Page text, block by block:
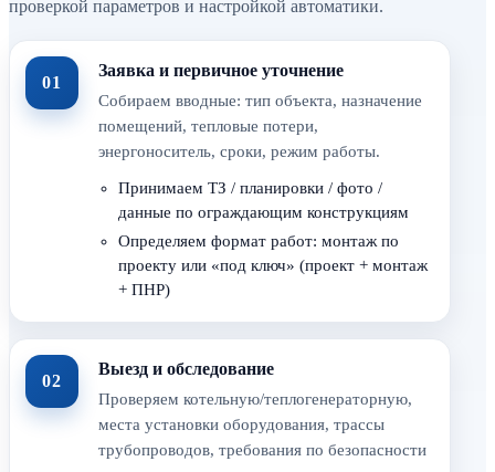
проверкой параметров и настройкой автоматики.
01
Заявка и первичное уточнение
Собираем вводные: тип объекта, назначение
помещений, тепловые потери,
энергоноситель, сроки, режим работы.
Принимаем ТЗ / планировки / фото /
данные по ограждающим конструкциям
Определяем формат работ: монтаж по
проекту или «под ключ» (проект + монтаж
+ ПНР)
02
Выезд и обследование
Проверяем котельную/теплогенераторную,
места установки оборудования, трассы
трубопроводов, требования по безопасности